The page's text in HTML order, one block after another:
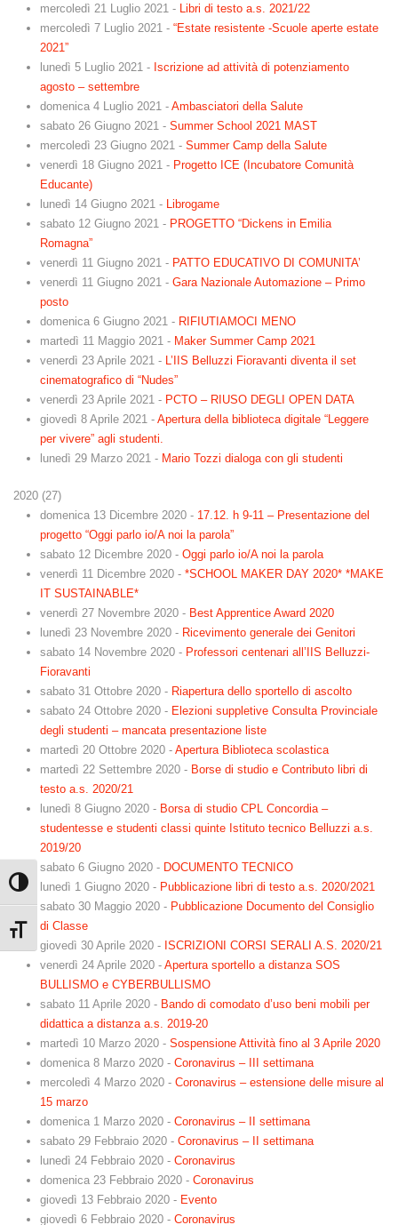
Attiva/disattiva alto contrasto
Attiva/disattiva dimensione testo
mercoledì 21 Luglio 2021 -
Libri di testo a.s. 2021/22
mercoledì 7 Luglio 2021 - “Estate resistente -Scuole aperte estate
2021”
lunedì 5 Luglio 2021 - Iscrizione ad attività di potenziamento
agosto – settembre
domenica 4 Luglio 2021 - Ambasciatori della Salute
sabato 26 Giugno 2021 - Summer School 2021 MAST
mercoledì 23 Giugno 2021 - Summer Camp della Salute
venerdì 18 Giugno 2021 - Progetto ICE (Incubatore Comunità
Educante)
lunedì 14 Giugno 2021 -
Librogame
sabato 12 Giugno 2021 - PROGETTO “Dickens in Emilia
Romagna”
venerdì 11 Giugno 2021 - PATTO EDUCATIVO DI COMUNITA’
venerdì 11 Giugno 2021 - Gara Nazionale Automazione – Primo
posto
domenica 6 Giugno 2021 - RIFIUTIAMOCI MENO
martedì 11 Maggio 2021 - Maker Summer Camp 2021
venerdì 23 Aprile 2021 -
L’IIS Belluzzi Fioravanti diventa il set
cinematografico di “Nudes”
venerdì 23 Aprile 2021 - PCTO – RIUSO DEGLI OPEN DATA
giovedì 8 Aprile 2021 - Apertura della biblioteca digitale “Leggere
per vivere” agli studenti.
lunedì 29 Marzo 2021 - Mario Tozzi dialoga con gli studenti
2020 (27)
domenica 13 Dicembre 2020 - 17.12. h 9-11 – Presentazione del
progetto “Oggi parlo io/A noi la parola”
sabato 12 Dicembre 2020 - Oggi parlo io/A noi la parola
venerdì 11 Dicembre 2020 - *SCHOOL MAKER DAY 2020* *MAKE
IT SUSTAINABLE*
venerdì 27 Novembre 2020 - Best Apprentice Award 2020
lunedì 23 Novembre 2020 - Ricevimento generale dei Genitori
sabato 14 Novembre 2020 - Professori centenari all’IIS Belluzzi-
Fioravanti
sabato 31 Ottobre 2020 - Riapertura dello sportello di ascolto
sabato 24 Ottobre 2020 - Elezioni suppletive Consulta Provinciale
degli studenti – mancata presentazione liste
martedì 20 Ottobre 2020 - Apertura Biblioteca scolastica
martedì 22 Settembre 2020 - Borse di studio e Contributo libri di
testo a.s. 2020/21
lunedì 8 Giugno 2020 - Borsa di studio CPL Concordia –
studentesse e studenti classi quinte Istituto tecnico Belluzzi a.s.
2019/20
sabato 6 Giugno 2020 - DOCUMENTO TECNICO
lunedì 1 Giugno 2020 - Pubblicazione libri di testo a.s. 2020/2021
sabato 30 Maggio 2020 - Pubblicazione Documento del Consiglio
di Classe
giovedì 30 Aprile 2020 - ISCRIZIONI CORSI SERALI A.S. 2020/21
venerdì 24 Aprile 2020 - Apertura sportello a distanza SOS
BULLISMO e CYBERBULLISMO
sabato 11 Aprile 2020 - Bando di comodato d’uso beni mobili per
didattica a distanza a.s. 2019-20
martedì 10 Marzo 2020 - Sospensione Attività fino al 3 Aprile 2020
domenica 8 Marzo 2020 - Coronavirus – III settimana
mercoledì 4 Marzo 2020 - Coronavirus – estensione delle misure al
15 marzo
domenica 1 Marzo 2020 - Coronavirus – II settimana
sabato 29 Febbraio 2020 - Coronavirus – II settimana
lunedì 24 Febbraio 2020 - Coronavirus
domenica 23 Febbraio 2020 - Coronavirus
giovedì 13 Febbraio 2020 - Evento
giovedì 6 Febbraio 2020 - Coronavirus